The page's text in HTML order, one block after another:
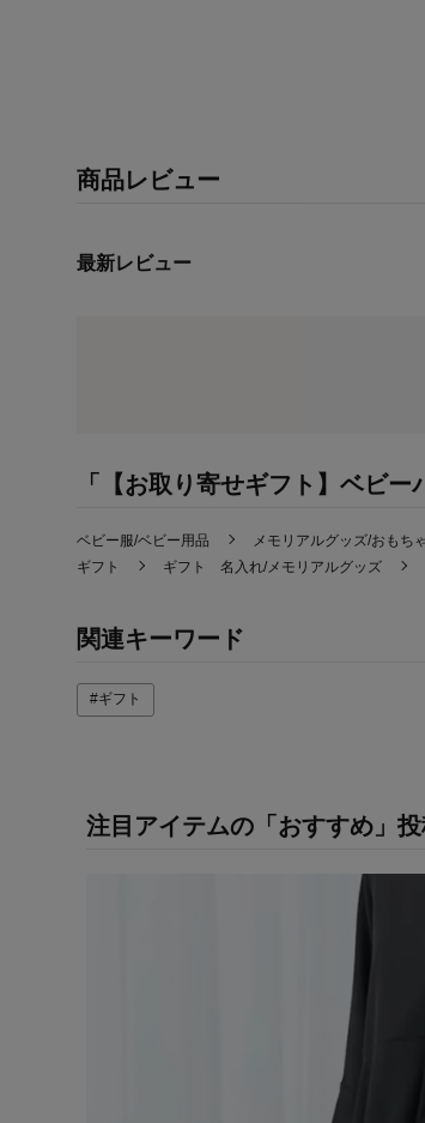
商品レビュー
最新レビュー
「【お取り寄せギフト】ベビ
ベビー服/ベビー用品 メモリアルグッズ/おもち
ギフト
ギフト 名入れ/メモリアルグッズ
関連キーワード
#ギフト
注目アイテムの「おすすめ」